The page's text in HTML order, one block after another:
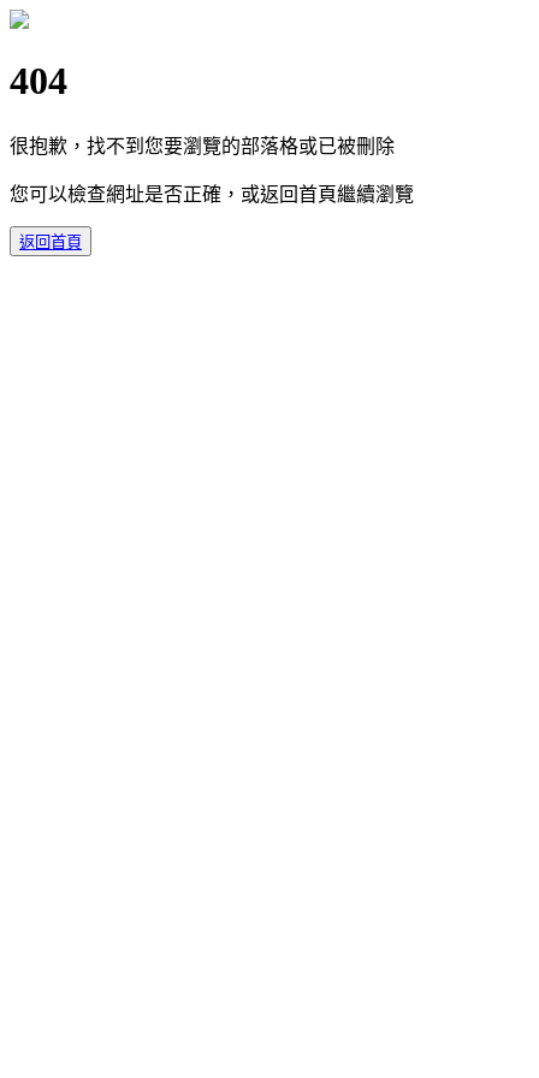
404
很抱歉，找不到您要瀏覽的部落格或已被刪除
您可以檢查網址是否正確，或返回首頁繼續瀏覽
返回首頁